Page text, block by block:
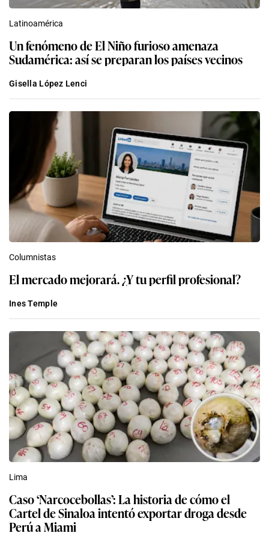
Latinoamérica
Un fenómeno de El Niño furioso amenaza
Sudamérica: así se preparan los países vecinos
Gisella López Lenci
Columnistas
El mercado mejorará. ¿Y tu perfil profesional?
Ines Temple
Lima
Caso ‘Narcocebollas’: La historia de cómo el
Cartel de Sinaloa intentó exportar droga desde
Perú a Miami